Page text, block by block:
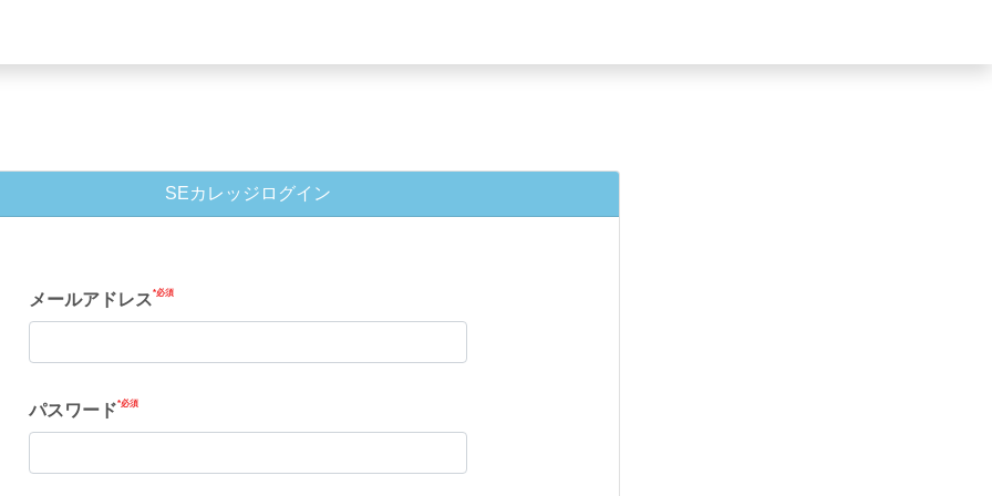
SEカレッジログイン
メールアドレス
パスワード